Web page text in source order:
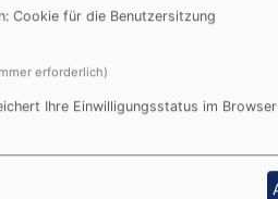
hilft; täglich harre ich auf
Cookie für die Benutzersitzung
erforderlich)
Ihre Einwilligungsstatus im Browser